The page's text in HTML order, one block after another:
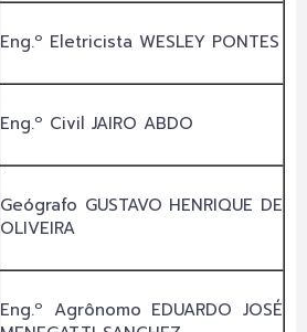
Eng.º Eletricista WESLEY PONTES
Eng.º Civil JAIRO ABDO
Geógrafo GUSTAVO HENRIQUE DE
OLIVEIRA
Eng.º Agrônomo EDUARDO JOSÉ